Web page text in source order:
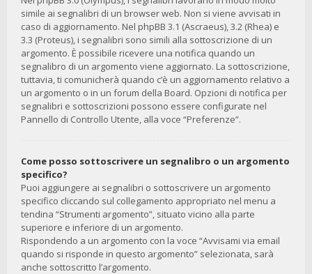
simile ai segnalibri di un browser web. Non si viene avvisati in
caso di aggiornamento. Nel phpBB 3.1 (Ascraeus), 3.2 (Rhea) e
3.3 (Proteus), i segnalibri sono simili alla sottoscrizione di un
argomento. È possibile ricevere una notifica quando un
segnalibro di un argomento viene aggiornato. La sottoscrizione,
tuttavia, ti comunicherà quando c’è un aggiornamento relativo a
un argomento o in un forum della Board. Opzioni di notifica per
segnalibri e sottoscrizioni possono essere configurate nel
Pannello di Controllo Utente, alla voce “Preferenze”.
Come posso sottoscrivere un segnalibro o un argomento
specifico?
Puoi aggiungere ai segnalibri o sottoscrivere un argomento
specifico cliccando sul collegamento appropriato nel menu a
tendina “Strumenti argomento”, situato vicino alla parte
superiore e inferiore di un argomento.
Rispondendo a un argomento con la voce “Avvisami via email
quando si risponde in questo argomento” selezionata, sarà
anche sottoscritto l’argomento.